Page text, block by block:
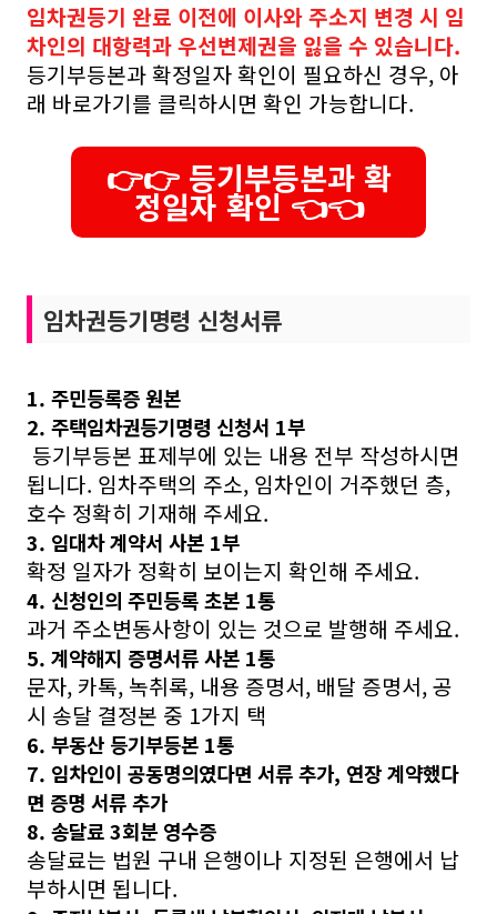
임차권등기 완료 이전에 이사와 주소지 변경 시 임
차인의 대항력과 우선변제권을 잃을 수 있습니다.
등기부등본과 확정일자 확인이 필요하신 경우, 아
래 바로가기를 클릭하시면 확인 가능합니다.
👉👉 등기부등본과 확
정일자 확인 👈👈
임차권등기명령 신청서류
1. 주민등록증 원본
2. 주택임차권등기명령 신청서 1부
등기부등본 표제부에 있는 내용 전부 작성하시면
됩니다. 임차주택의 주소, 임차인이 거주했던 층,
호수 정확히 기재해 주세요.
3. 임대차 계약서 사본 1부
확정 일자가 정확히 보이는지 확인해 주세요.
4. 신청인의 주민등록 초본 1통
과거 주소변동사항이 있는 것으로 발행해 주세요.
5. 계약해지 증명서류 사본 1통
문자, 카톡, 녹취록, 내용 증명서, 배달 증명서, 공
시 송달 결정본 중 1가지 택
6. 부동산 등기부등본 1통
7. 임차인이 공동명의였다면 서류 추가, 연장 계약했다
면 증명 서류 추가
8. 송달료 3회분 영수증
송달료는 법원 구내 은행이나 지정된 은행에서 납
부하시면 됩니다.